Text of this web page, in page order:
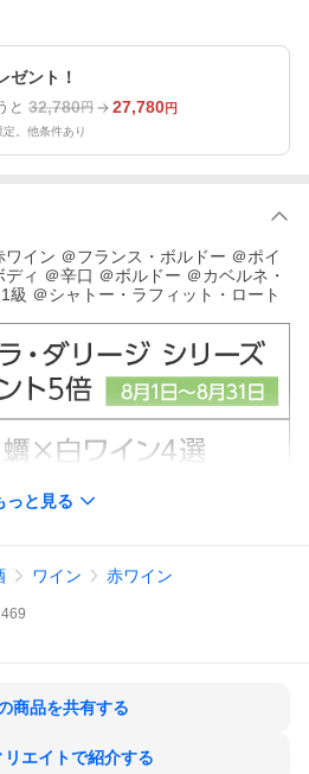
ゼント！
と 32,780円 27,780円
。他条件あり
イン ＠フランス・ボルドー ＠ポイ
ィ ＠辛口 ＠ボルドー ＠カベルネ・
級 ＠シャトー・ラフィット・ロート
っと見る
ワイン 赤ワイン
商品を共有する
リエイトで紹介する